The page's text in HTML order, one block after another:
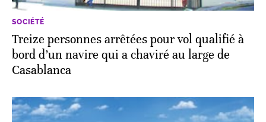
SOCIÉTÉ
Treize personnes arrêtées pour vol qualifié à
bord d’un navire qui a chaviré au large de
Casablanca